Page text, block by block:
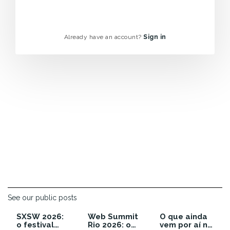
Already have an account? Sign in
See our public posts
SXSW 2026:
o festival
Web Summit
Rio 2026: o
O que ainda
vem por aí no